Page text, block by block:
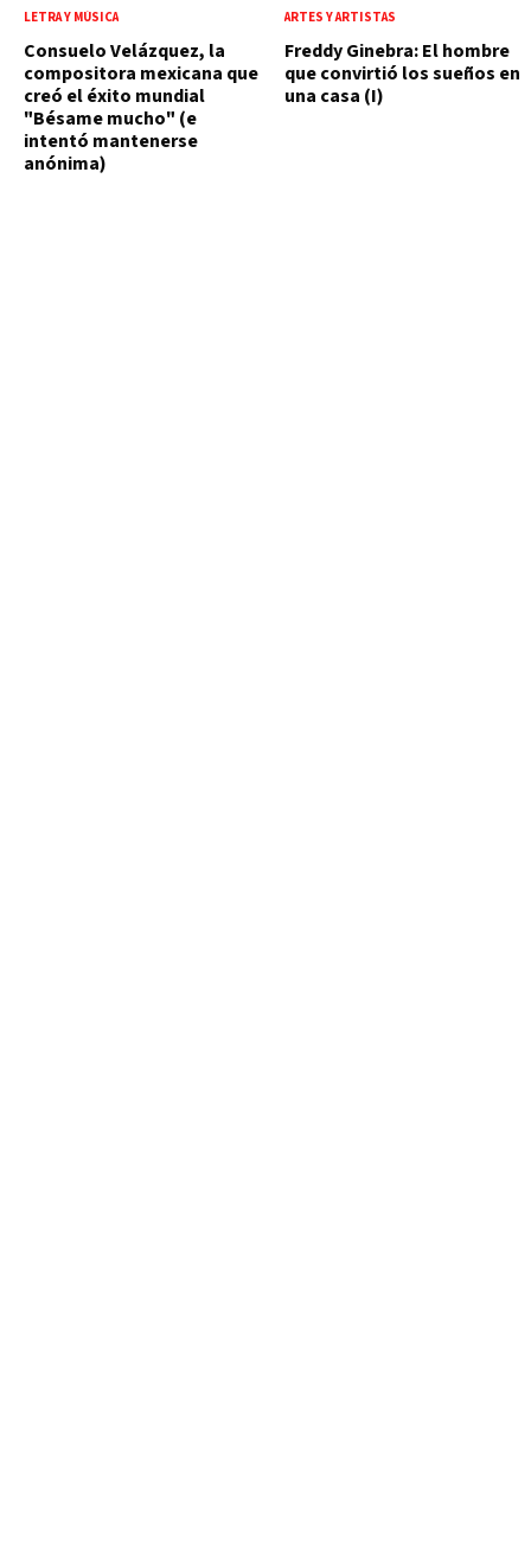
LETRA Y MÚSICA
Consuelo Velázquez, la
compositora mexicana que
creó el éxito mundial
"Bésame mucho" (e
intentó mantenerse
anónima)
ARTES Y ARTISTAS
Freddy Ginebra: El hombre
que convirtió los sueños en
una casa (I)